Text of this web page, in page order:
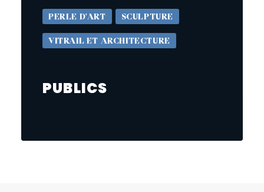
PERLE D'ART SCULPTURE
VITRAIL ET ARCHITECTURE
PUBLICS